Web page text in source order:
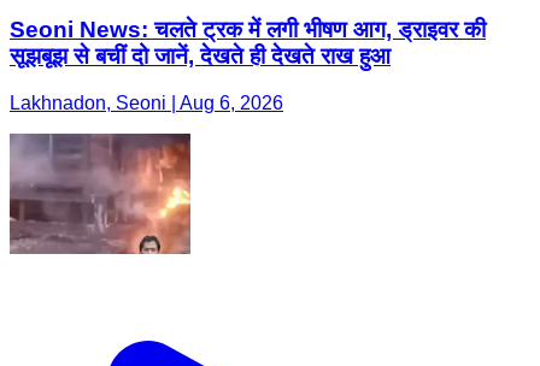
Seoni News: चलते ट्रक में लगी भीषण आग, ड्राइवर की
सूझबूझ से बचीं दो जानें, देखते ही देखते राख हुआ
Lakhnadon, Seoni | Aug 6, 2026